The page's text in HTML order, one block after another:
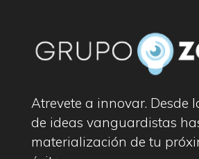
Atrevete a innovar. Desde
de ideas vanguardistas
materialización de tu